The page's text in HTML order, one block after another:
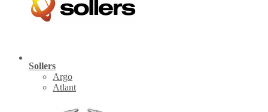
Sollers
Argo
Atlant